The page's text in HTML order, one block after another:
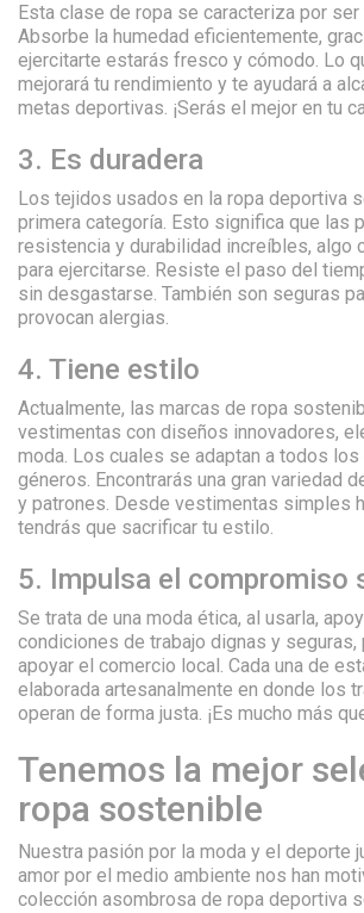
Esta clase de ropa se caracteriza por ser
Absorbe la humedad eficientemente,
ejercitarte estarás fresco y cómodo. Lo
mejorará tu rendimiento y te ayudará a
metas deportivas. ¡Serás el mejor en tu
3. Es duradera
Los tejidos usados en la ropa deportiva
primera categoría. Esto significa que las
resistencia y durabilidad increíbles, algo
para ejercitarse. Resiste el paso del
sin desgastarse. También son seguras
provocan alergias.
4. Tiene estilo
Actualmente, las marcas de ropa
vestimentas con diseños innovadores,
moda. Los cuales se adaptan a todos
géneros. Encontrarás una gran variedad
y patrones. Desde vestimentas simples
tendrás que sacrificar tu estilo.
5. Impulsa el compromiso
Se trata de una moda ética, al usarla,
condiciones de trabajo dignas y seguras,
apoyar el comercio local. Cada una de
elaborada artesanalmente en donde los
operan de forma justa. ¡Es mucho más
Tenemos la mejor
ropa sostenible
Nuestra pasión por la moda y el deporte
amor por el medio ambiente nos han
colección asombrosa de ropa deportiva